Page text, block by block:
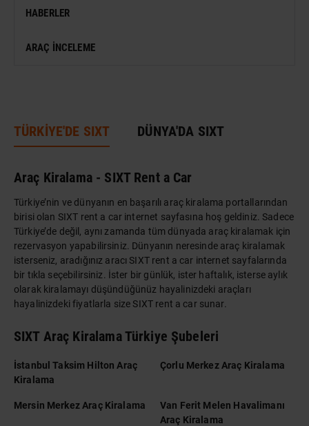
ANTIK KENT & ALANLAR
HABERLER
ARAÇ İNCELEME
TÜRKİYE'DE SIXT DÜNYA'DA SIXT
Araç Kiralama - SIXT Rent a Car
Türkiye’nin ve dünyanın en başarılı araç kiralama portallarından
birisi olan SIXT rent a car internet sayfasına hoş geldiniz. Sadece
Türkiye’de değil, aynı zamanda tüm dünyada araç kiralamak için
rezervasyon yapabilirsiniz. Dünyanın neresinde araç kiralamak
isterseniz, aradığınız aracı SIXT rent a car internet sayfalarında
bir tıkla seçebilirsiniz. İster bir günlük, ister haftalık, isterse aylık
olarak kiralamayı düşündüğünüz hayalinizdeki araçları
hayalinizdeki fiyatlarla size SIXT rent a car sunar.
SIXT Araç Kiralama Türkiye Şubeleri
İstanbul Taksim Hilton Araç
Kiralama
Çorlu Merkez Araç Kiralama
Mersin Merkez Araç Kiralama
Van Ferit Melen Havalimanı
Araç Kiralama